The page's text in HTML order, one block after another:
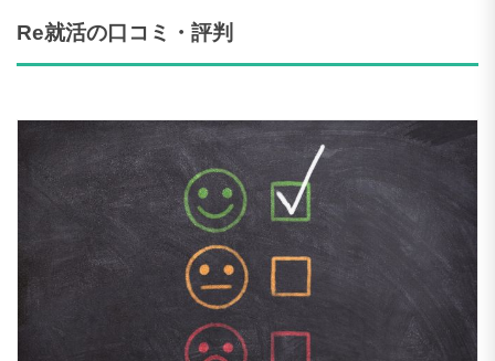
Re就活の口コミ・評判